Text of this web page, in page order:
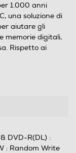
1.000 anni
una soluzione di
aiutare gli
memorie digitali,
Rispetto ai
DVD-R(DL) :
: Random Write